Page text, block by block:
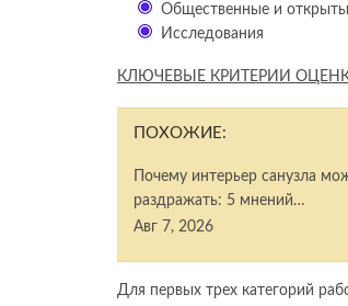
Общественные и
Исследования
КЛЮЧЕВЫЕ КРИТЕРИИ
ПОХОЖИЕ:
Почему интерьер санузла
раздражать: 5 мнений…
Авг 7, 2026
Для первых трех категорий